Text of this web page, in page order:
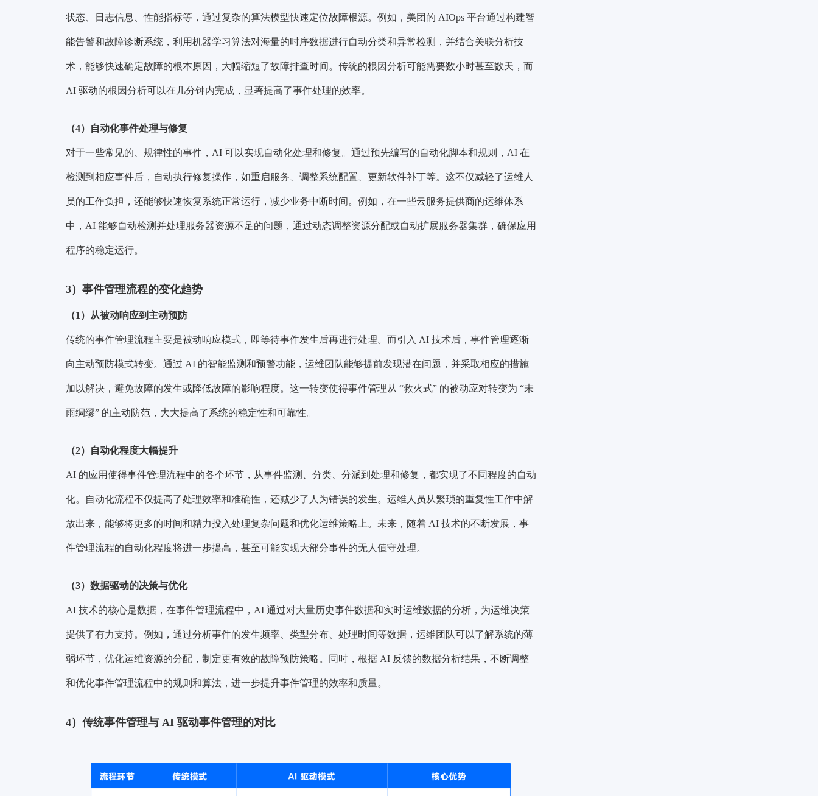
状态、日志信息、性能指标等，通过复杂的算法模型快速定位故障根源。例如，美团的 AIOps 平台通过构建智
能告警和故障诊断系统，利用机器学习算法对海量的时序数据进行自动分类和异常检测，并结合关联分析技
术，能够快速确定故障的根本原因，大幅缩短了故障排查时间。传统的根因分析可能需要数小时甚至数天，而
AI 驱动的根因分析可以在几分钟内完成，显著提高了事件处理的效率。
（4）自动化事件处理与修复
对于一些常见的、规律性的事件，AI 可以实现自动化处理和修复。通过预先编写的自动化脚本和规则，AI 在
检测到相应事件后，自动执行修复操作，如重启服务、调整系统配置、更新软件补丁等。这不仅减轻了运维人
员的工作负担，还能够快速恢复系统正常运行，减少业务中断时间。例如，在一些云服务提供商的运维体系
中，AI 能够自动检测并处理服务器资源不足的问题，通过动态调整资源分配或自动扩展服务器集群，确保应用
程序的稳定运行。
3）事件管理流程的变化趋势
（1）从被动响应到主动预防
传统的事件管理流程主要是被动响应模式，即等待事件发生后再进行处理。而引入 AI 技术后，事件管理逐渐
向主动预防模式转变。通过 AI 的智能监测和预警功能，运维团队能够提前发现潜在问题，并采取相应的措施
加以解决，避免故障的发生或降低故障的影响程度。这一转变使得事件管理从 “救火式” 的被动应对转变为 “未
雨绸缪” 的主动防范，大大提高了系统的稳定性和可靠性。
（2）自动化程度大幅提升
AI 的应用使得事件管理流程中的各个环节，从事件监测、分类、分派到处理和修复，都实现了不同程度的自动
化。自动化流程不仅提高了处理效率和准确性，还减少了人为错误的发生。运维人员从繁琐的重复性工作中解
放出来，能够将更多的时间和精力投入处理复杂问题和优化运维策略上。未来，随着 AI 技术的不断发展，事
件管理流程的自动化程度将进一步提高，甚至可能实现大部分事件的无人值守处理。
（3）数据驱动的决策与优化
AI 技术的核心是数据，在事件管理流程中，AI 通过对大量历史事件数据和实时运维数据的分析，为运维决策
提供了有力支持。例如，通过分析事件的发生频率、类型分布、处理时间等数据，运维团队可以了解系统的薄
弱环节，优化运维资源的分配，制定更有效的故障预防策略。同时，根据 AI 反馈的数据分析结果，不断调整
和优化事件管理流程中的规则和算法，进一步提升事件管理的效率和质量。
4）传统事件管理与 AI 驱动事件管理的对比